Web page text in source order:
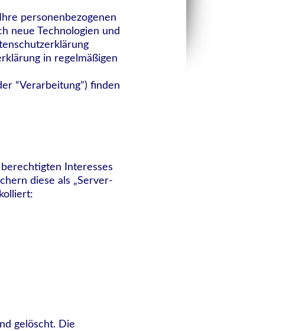
personenbezogenen
neue Technologien und
in regelmäßigen
“Verarbeitung”) finden
Interesses
diese als „Server-
gelöscht. Die